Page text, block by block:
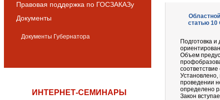
Правовая поддержка по ГОСЗАКАЗу
Документы
Документы Губернатора
ИНТЕРНЕТ-СЕМИНАРЫ
статью 10
Подготовка
Объем
Установлено,
проведении
определено
Закон